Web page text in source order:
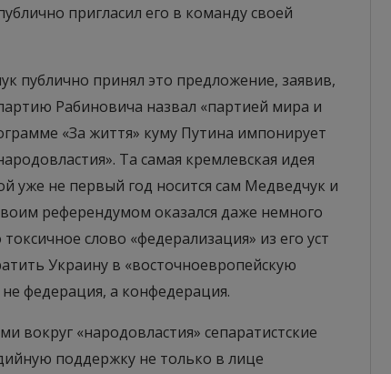
пригласил его в команду своей
публично принял это предложение, заявив,
Рабиновича назвал «партией мира и
«За життя» куму Путина импонирует
Та самая кремлевская идея
уже не первый год носится сам Медведчук и
референдумом оказался даже немного
слово «федерализация» из его уст
Украину в «восточноевропейскую
федерация, а конфедерация.
вокруг «народовластия» сепаратистские
поддержку не только в лице